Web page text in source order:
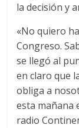
la decisión y
«No quiero
Congreso.
se llegó al
en claro que
obliga a
esta mañana
radio